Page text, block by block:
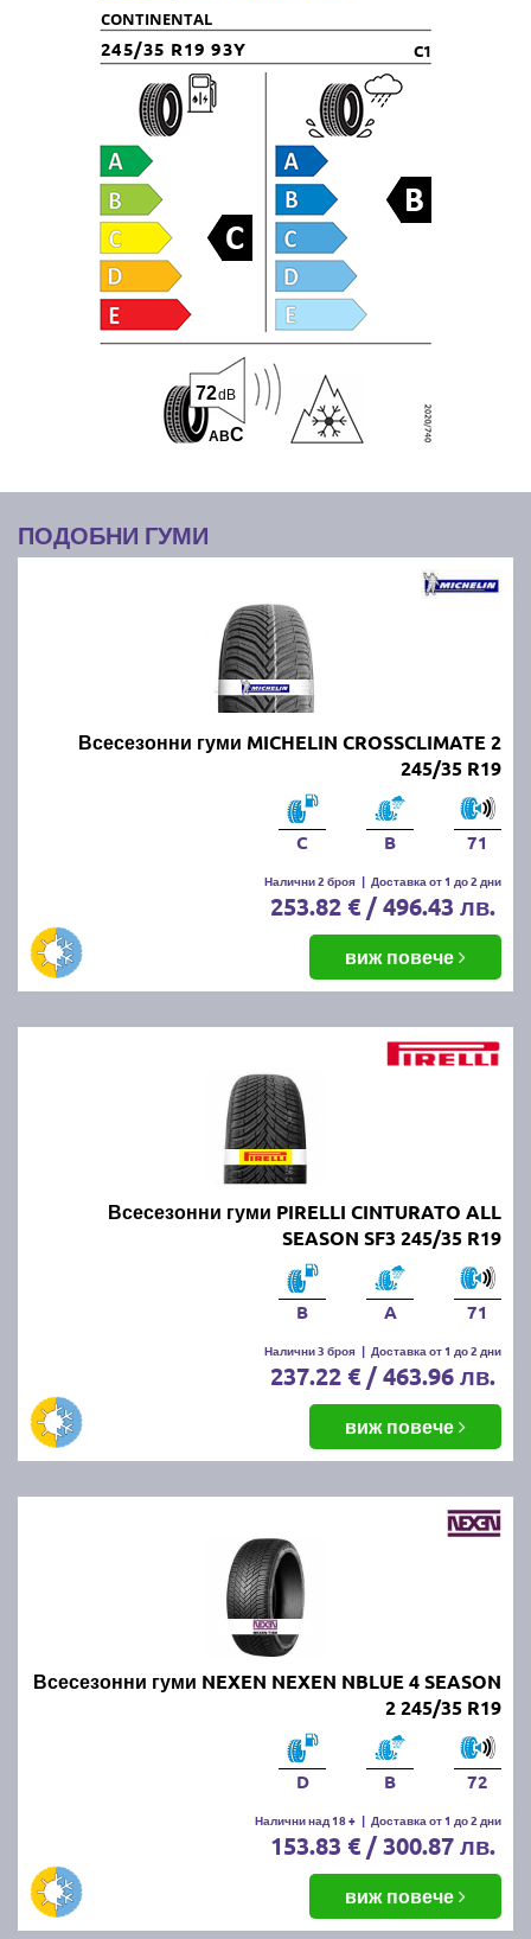
CONTINENTAL
245/35 R19 93Y C1
ABC
72dB
ПОДОБНИ ГУМИ
Всесезонни гуми MICHELIN CROSSCLIMATE 2
245/35 R19
C B 71
Налични 2 броя | Доставка от 1 до 2 дни
253.82 € / 496.43 лв.
виж повече
Всесезонни гуми PIRELLI CINTURATO ALL
SEASON SF3 245/35 R19
B A 71
Налични 3 броя | Доставка от 1 до 2 дни
237.22 € / 463.96 лв.
виж повече
Всесезонни гуми NEXEN NEXEN NBLUE 4 SEASON
2 245/35 R19
D B 72
Налични над 18 + | Доставка от 1 до 2 дни
153.83 € / 300.87 лв.
виж повече